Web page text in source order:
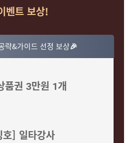
벤트 보상!
략&가이드 선정 보상🎉
품권 3만원 1개
호] 일타강사